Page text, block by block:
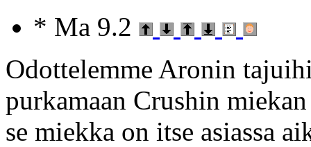
* Ma 9.2
Odottelemme Aronin
purkamaan Crushin
se miekka on itse asiassa